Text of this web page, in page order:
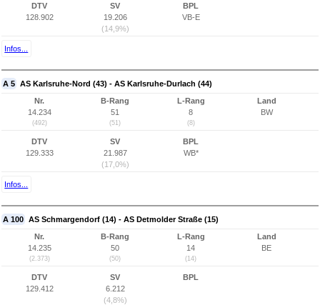
DTV
128.902
SV
19.206
(14,9%)
BPL
VB-E
Infos...
A 5 AS Karlsruhe-Nord (43) - AS Karlsruhe-Durlach (44)
Nr.
14.234
(492)
B-Rang
51
(51)
L-Rang
8
(8)
Land
BW
DTV
129.333
SV
21.987
(17,0%)
BPL
WB*
Infos...
A 100 AS Schmargendorf (14) - AS Detmolder Straße (15)
Nr.
14.235
(2.373)
B-Rang
50
(50)
L-Rang
14
(14)
Land
BE
DTV
129.412
SV
6.212
(4,8%)
BPL